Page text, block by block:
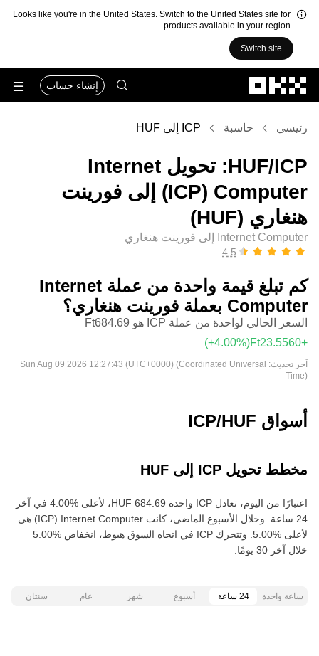
Looks like you're in the United States. Switch to the United States site for
products available in your region.
Switch site
إنشاء حساب
رئيسي حاسبة ICP إلى HUF
‏ICP/‏HUF: تحويل ‏Internet
Computer (‏ICP) إلى ‏فورينت
هنغاري (‏HUF)
Internet Computer إلى فورينت هنغاري
كم تبلغ قيمة واحدة من عملة ‏Internet
Computer بعملة ‏فورينت هنغاري؟
السعر الحالي لواحدة من عملة ICP هو ‏‎‏‎684.69‏‏Ft‏
(‏‎+4.00‎%‎‏)
آخر تحديث: Sun Aug 09 2026 12:27:43 (UTC+0000) (Coordinated Universal
Time)
أسواق ICP/HUF
مخطط تحويل ICP إلى HUF
اعتبارًا من اليوم، تعادل ICP واحدة ‏‎‏‎684.69‏‏ HUF‏، لأعلى‏ ‏‎4.00‎%‎‏ في آخر
24 ساعة. وخلال الأسبوع الماضي، كانت Internet Computer‏ (ICP) هي
خلال آخر 30 يومًا.
ساعة واحدة 24 ساعة أسبوع شهر عام سنتان